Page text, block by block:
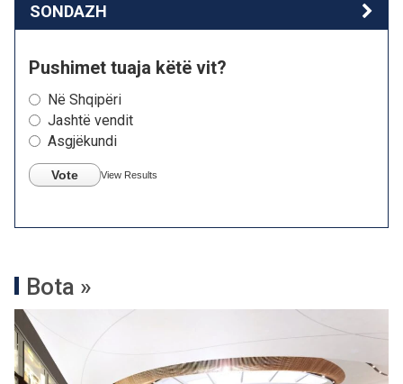
SONDAZH
Pushimet tuaja këtë vit?
Në Shqipëri
Jashtë vendit
Asgjëkundi
Vote View Results
Bota »